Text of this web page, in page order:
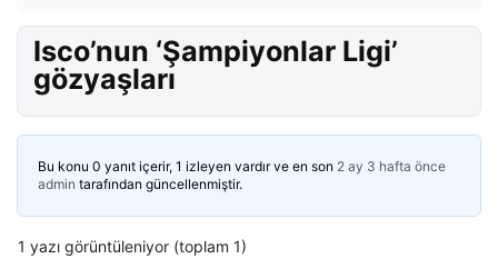
Isco’nun ‘Şampiyonlar Ligi’
gözyaşları
Bu konu 0 yanıt içerir, 1 izleyen vardır ve en son 2 ay 3 hafta önce
admin tarafından güncellenmiştir.
1 yazı görüntüleniyor (toplam 1)